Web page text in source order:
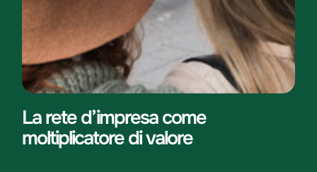
La rete d’impresa come
moltiplicatore di valore